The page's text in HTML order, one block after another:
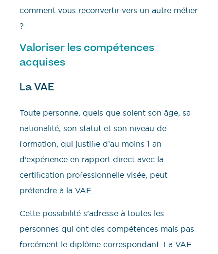
comment vous reconvertir vers un autre métier
?
Valoriser les compétences
acquises
La VAE
Toute personne, quels que soient son âge, sa
nationalité, son statut et son niveau de
formation, qui justifie d’au moins 1 an
d’expérience en rapport direct avec la
certification professionnelle visée, peut
prétendre à la VAE.
Cette possibilité s’adresse à toutes les
personnes qui ont des compétences mais pas
forcément le diplôme correspondant. La VAE